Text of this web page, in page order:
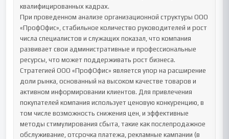
квалифицированных кадрах.
При проведенном анализе организационной структуры ООО
«ПрофОфис», стабильное количество руководителей и рост
числа специалистов и служащих показал, что компания
развивает свои административные и профессиональные
ресурсы, что может поддерживать рост бизнеса.
Стратегией ООО «ПрофОфис» является упор на расширение
доли рынка, основанный на высоком качестве товаров и
активном информировании клиентов. Для привлечения
покупателей компания использует ценовую конкуренцию, в
том числе возможность снижения цен, и эффективные
методы стимулирования сбыта, такие как послепродажное
обслуживание, отсрочка платежа, рекламные кампании (в